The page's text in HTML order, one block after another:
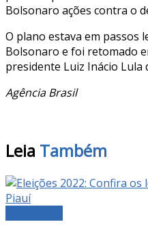
Bolsonaro ações contra o
O plano estava em passos
Bolsonaro e foi retomado
presidente Luiz Inácio Lula
Agência Brasil
Leia Também